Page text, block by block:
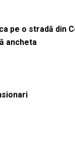
pe o stradă din
ancheta